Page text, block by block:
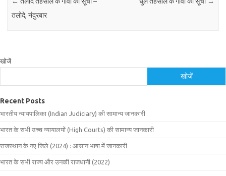
तलोदे, नंदुरबार
खोजें
खोजें
Recent Posts
भारतीय न्यायपालिका (Indian Judiciary) की सामान्य जानकारी
भारत के सभी उच्च न्यायालयों (High Courts) की सामान्य जानकारी
राजस्थान के नए जिले (2024) : आसान भाषा में जानकारी
भारत के सभी राज्य और उनकी राजधानी (2022)